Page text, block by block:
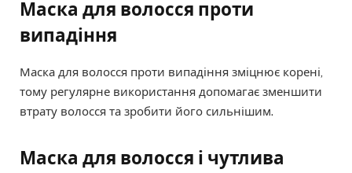
Маска для волосся проти
випадіння
Маска для волосся проти випадіння зміцнює корені,
тому регулярне використання допомагає зменшити
втрату волосся та зробити його сильнішим.
Маска для волосся і чутлива